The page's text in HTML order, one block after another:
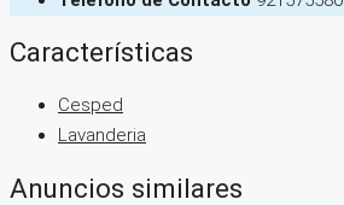
Características
Cesped
Lavanderia
Anuncios similares